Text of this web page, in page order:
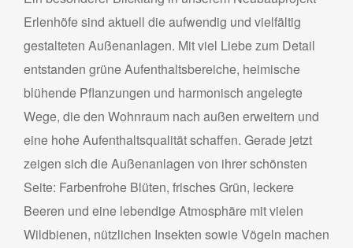
Erlenhöfe sind aktuell die aufwendig und vielfältig
gestalteten Außenanlagen. Mit viel Liebe zum Detail
entstanden grüne Aufenthaltsbereiche, heimische
blühende Pflanzungen und harmonisch angelegte
Wege, die den Wohnraum nach außen erweitern und
eine hohe Aufenthaltsqualität schaffen. Gerade jetzt
zeigen sich die Außenanlagen von ihrer schönsten
Seite: Farbenfrohe Blüten, frisches Grün, leckere
Beeren und eine lebendige Atmosphäre mit vielen
Wildbienen, nützlichen Insekten sowie Vögeln machen